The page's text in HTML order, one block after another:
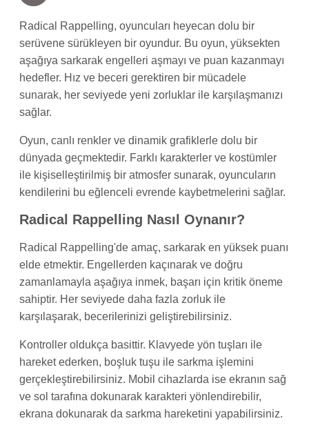
Radical Rappelling, oyuncuları heyecan dolu bir
serüvene sürükleyen bir oyundur. Bu oyun, yüksekten
aşağıya sarkarak engelleri aşmayı ve puan kazanmayı
hedefler. Hız ve beceri gerektiren bir mücadele
sunarak, her seviyede yeni zorluklar ile karşılaşmanızı
sağlar.
Oyun, canlı renkler ve dinamik grafiklerle dolu bir
dünyada geçmektedir. Farklı karakterler ve kostümler
ile kişiselleştirilmiş bir atmosfer sunarak, oyuncuların
kendilerini bu eğlenceli evrende kaybetmelerini sağlar.
Radical Rappelling Nasıl Oynanır?
Radical Rappelling'de amaç, sarkarak en yüksek puanı
elde etmektir. Engellerden kaçınarak ve doğru
zamanlamayla aşağıya inmek, başarı için kritik öneme
sahiptir. Her seviyede daha fazla zorluk ile
karşılaşarak, becerilerinizi geliştirebilirsiniz.
Kontroller oldukça basittir. Klavyede yön tuşları ile
hareket ederken, boşluk tuşu ile sarkma işlemini
gerçekleştirebilirsiniz. Mobil cihazlarda ise ekranın sağ
ve sol tarafına dokunarak karakteri yönlendirebilir,
ekrana dokunarak da sarkma hareketini yapabilirsiniz.